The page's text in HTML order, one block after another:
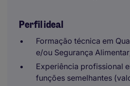
Perfil ideal
Formação técnica em
e/ou Segurança
Experiência profissional
funções semelhantes